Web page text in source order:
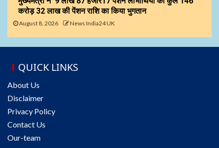
करोड़ 32 लाख की पेंशन राशि का किया भुगतान
August 8, 2026 News India24 UK
QUICK LINKS
About Us
Disclaimer
Privacy Policy
Contact Us
Our-team